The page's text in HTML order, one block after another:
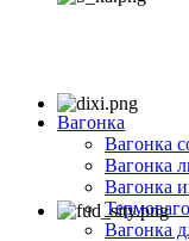
Вагонка
Вагонка
Вагонка
Вагонка
Вагонка